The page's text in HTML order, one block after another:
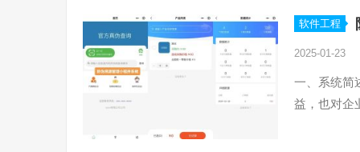
软件工程
2025-01-23
一、系统简
益，也对企